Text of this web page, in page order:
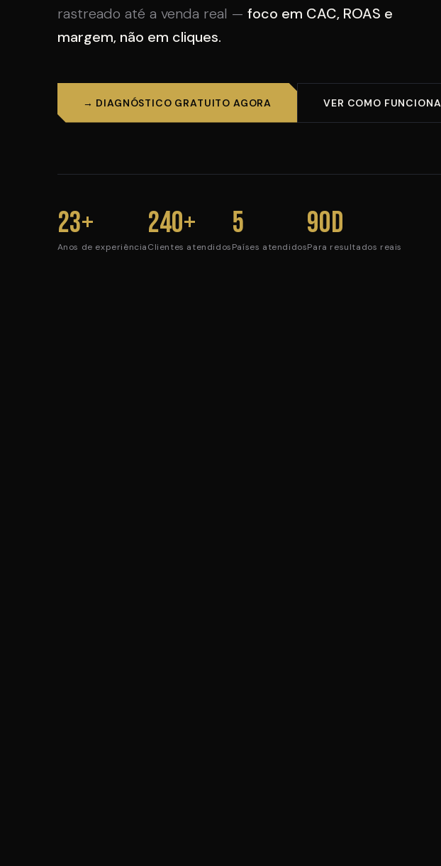
rastreado até a venda real — foco em CAC, ROAS e
margem, não em cliques.
→ DIAGNÓSTICO GRATUITO AGORA VER COMO FUNCIONA
23+
Anos de experiência
240+
Clientes atendidos
5
Países atendidos
90d
Para resultados reais